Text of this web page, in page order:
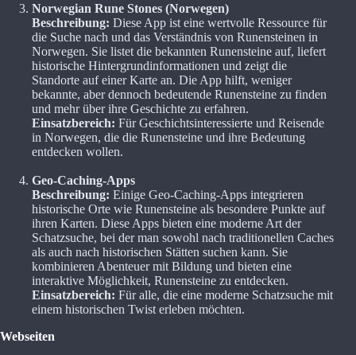
Norwegian Rune Stones (Norwegen)
Beschreibung: Diese App ist eine wertvolle Ressource für
die Suche nach und das Verständnis von Runensteinen in
Norwegen. Sie listet die bekannten Runensteine auf, liefert
historische Hintergrundinformationen und zeigt die
Standorte auf einer Karte an. Die App hilft, weniger
bekannte, aber dennoch bedeutende Runensteine zu finden
und mehr über ihre Geschichte zu erfahren.
Einsatzbereich: Für Geschichtsinteressierte und Reisende
in Norwegen, die die Runensteine und ihre Bedeutung
entdecken wollen.
Geo-Caching-Apps
Beschreibung: Einige Geo-Caching-Apps integrieren
historische Orte wie Runensteine als besondere Punkte auf
ihren Karten. Diese Apps bieten eine moderne Art der
Schatzsuche, bei der man sowohl nach traditionellen Caches
als auch nach historischen Stätten suchen kann. Sie
kombinieren Abenteuer mit Bildung und bieten eine
interaktive Möglichkeit, Runensteine zu entdecken.
Einsatzbereich: Für alle, die eine moderne Schatzsuche mit
einem historischen Twist erleben möchten.
Webseiten